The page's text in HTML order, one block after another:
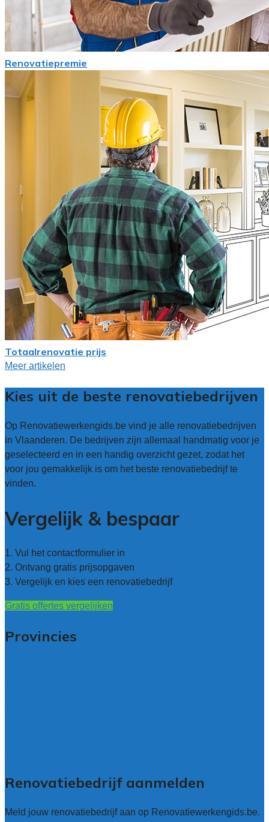
Renovatiepremie
Totaalrenovatie prijs
Meer artikelen
Kies uit de beste renovatiebedrijven
Op Renovatiewerkengids.be vind je alle renovatiebedrijven
in Vlaanderen. De bedrijven zijn allemaal handmatig voor je
geselecteerd en in een handig overzicht gezet, zodat het
voor jou gemakkelijk is om het beste renovatiebedrijf te
vinden.
Vergelijk & bespaar
1. Vul het contactformulier in
2. Ontvang gratis prijsopgaven
3. Vergelijk en kies een renovatiebedrijf
Gratis offertes vergelijken
Provincies
Renovatiebedrijf aanmelden
Meld jouw renovatiebedrijf aan op Renovatiewerkengids.be.